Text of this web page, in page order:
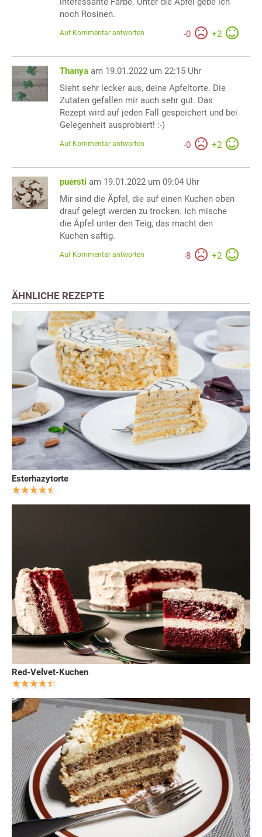
noch Rosinen.
-0 +2
Auf Kommentar antworten
Thanya am 19.01.2022 um 22:15 Uhr
Sieht sehr lecker aus, deine Apfeltorte. Die
Zutaten gefallen mir auch sehr gut. Das
Rezept wird auf jeden Fall gespeichert und bei
Gelegenheit ausprobiert! :-)
-0 +2
Auf Kommentar antworten
puersti am 19.01.2022 um 09:04 Uhr
Mir sind die Äpfel, die auf einen Kuchen oben
drauf gelegt werden zu trocken. Ich mische
die Äpfel unter den Teig, das macht den
Kuchen saftig.
-8 +2
Auf Kommentar antworten
ÄHNLICHE REZEPTE
Esterhazytorte
Red-Velvet-Kuchen